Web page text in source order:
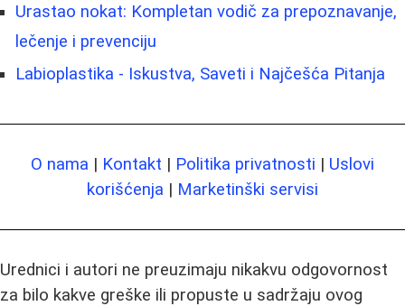
Urastao nokat: Kompletan vodič za prepoznavanje,
lečenje i prevenciju
Labioplastika - Iskustva, Saveti i Najčešća Pitanja
O nama | Kontakt | Politika privatnosti | Uslovi
korišćenja | Marketinški servisi
Urednici i autori ne preuzimaju nikakvu odgovornost
za bilo kakve greške ili propuste u sadržaju ovog